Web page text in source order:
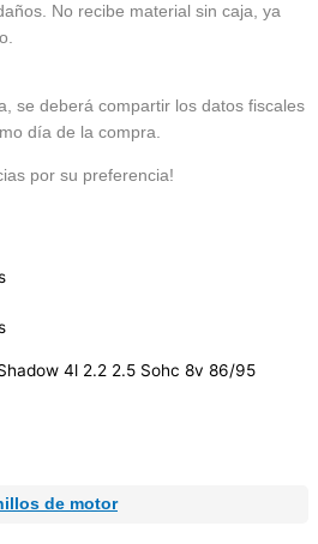
No recibe material sin caja, ya
se deberá compartir los datos fiscales
día de la compra.
por su preferencia!
4l 2.2 2.5 Sohc 8v 86/95
de motor